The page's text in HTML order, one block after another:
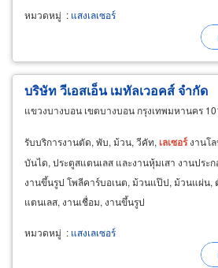
หมวดหมู่ : แสงเลเซอร์
บริษัท วีเอสเอ็น เมทัลเวอคส์ จำกัด
แขวงบางบอน เขตบางบอน กรุงเทพมหานคร
รับบริการงานตัด, พับ, ม้วน, วีคัท, เลเซอร์งานโ
บันได, ประตูสแตนเลส และงานหุ้มเสา งานปร
งานขึ้นรูป โพลีคาร์บอเนต, ม้วนแป๊ป, ม้วนแผ่น,
แตนเลส, งานเชื่อม, งานขึ้นรูป
หมวดหมู่ : แสงเลเซอร์